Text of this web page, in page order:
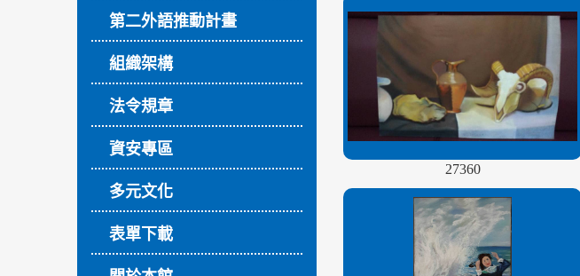
第二外語推動計畫
組織架構
法令規章
資安專區
多元文化
表單下載
27360